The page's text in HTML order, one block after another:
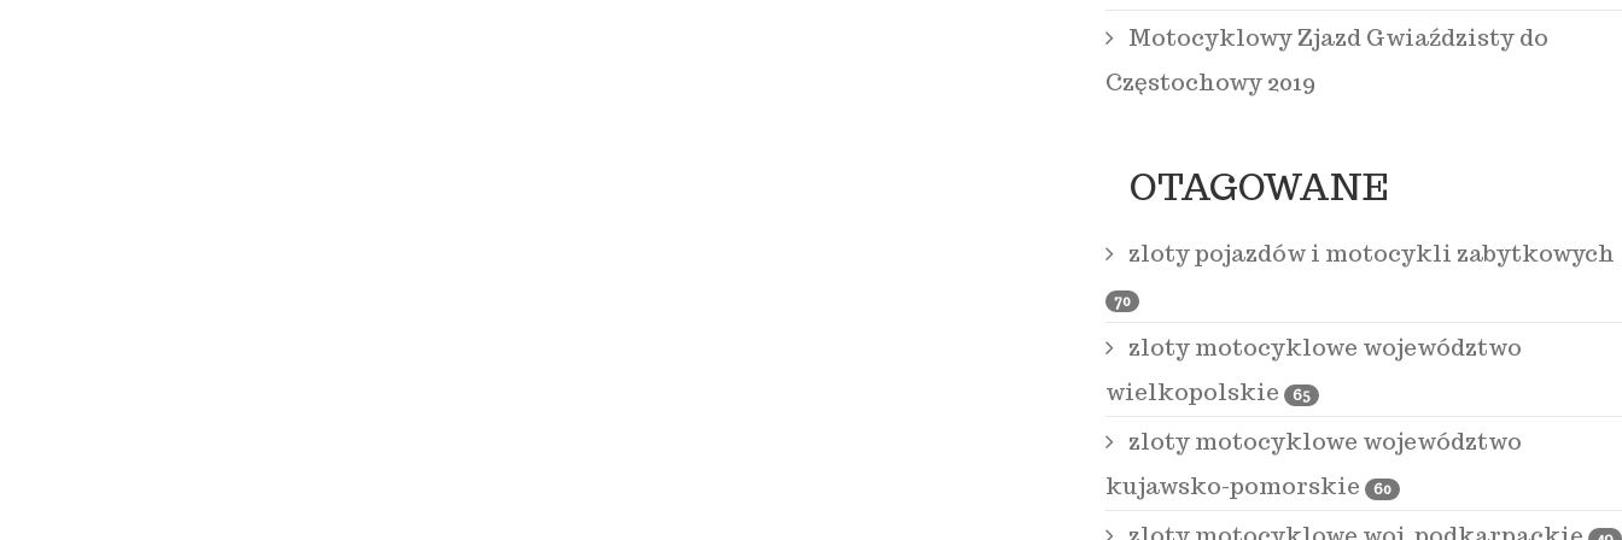
Motocyklowy Zjazd Gwiaździsty do
Częstochowy 2019
OTAGOWANE
zloty pojazdów i motocykli zabytkowych
70
zloty motocyklowe województwo
wielkopolskie
65
zloty motocyklowe województwo
kujawsko-pomorskie
60